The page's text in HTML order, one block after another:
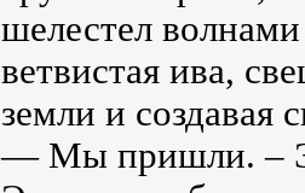
шелестел
ветвистая ива,
земли и создавая
— Мы пришли. –